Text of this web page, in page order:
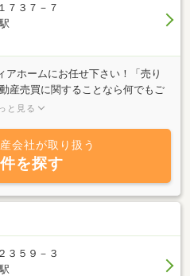
７３７－７
ホームにお任せ下さい！「売り
産売買に関することなら何でもご
客様のご要望に沿った住まいのご
と見る
会社が取り扱う
を探す
３５９－３